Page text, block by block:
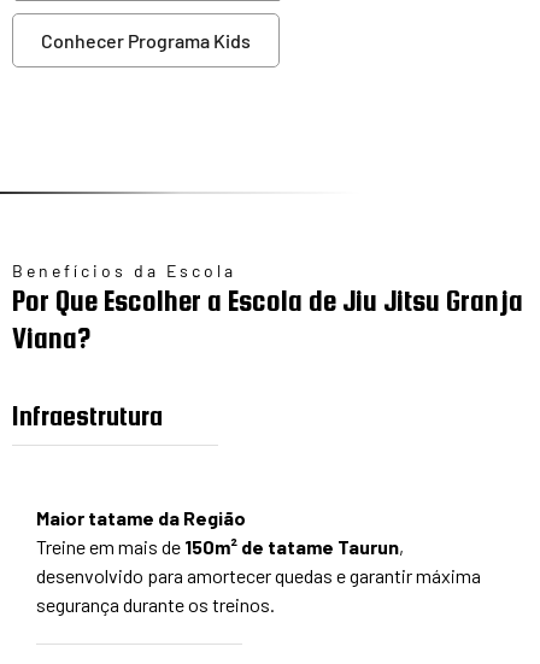
Conhecer Programa Kids
Benefícios da Escola
Por Que Escolher a Escola de Jiu Jitsu Granja
Viana?
Infraestrutura
Maior tatame da Região
Treine em mais de 150m² de tatame Taurun,
desenvolvido para amortecer quedas e garantir máxima
segurança durante os treinos.